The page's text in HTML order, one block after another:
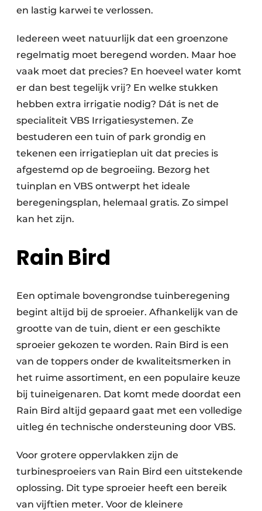
en lastig karwei te verlossen.
Iedereen weet natuurlijk dat een groenzone
regelmatig moet beregend worden. Maar hoe
vaak moet dat precies? En hoeveel water komt
er dan best tegelijk vrij? En welke stukken
hebben extra irrigatie nodig? Dát is net de
specialiteit VBS Irrigatiesystemen. Ze
bestuderen een tuin of park grondig en
tekenen een irrigatieplan uit dat precies is
afgestemd op de begroeiing. Bezorg het
tuinplan en VBS ontwerpt het ideale
beregeningsplan, helemaal gratis. Zo simpel
kan het zijn.
Rain Bird
Een optimale bovengrondse tuinberegening
begint altijd bij de sproeier. Afhankelijk van de
grootte van de tuin, dient er een geschikte
sproeier gekozen te worden. Rain Bird is een
van de toppers onder de kwaliteitsmerken in
het ruime assortiment, en een populaire keuze
bij tuineigenaren. Dat komt mede doordat een
Rain Bird altijd gepaard gaat met een volledige
uitleg én technische ondersteuning door VBS.
Voor grotere oppervlakken zijn de
turbinesproeiers van Rain Bird een uitstekende
oplossing. Dit type sproeier heeft een bereik
van vijftien meter. Voor de kleinere